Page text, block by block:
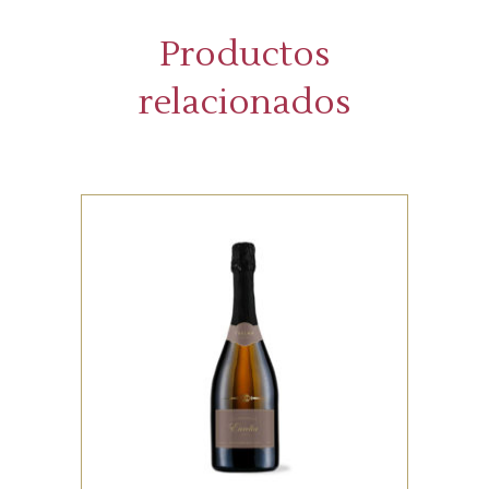
Productos
relacionados
WHITE
Lorem ipsum dolor sit amet,
offendit adipisci quo id, ne vel
vidit facilisis aliquando. Nostrud
forensibus at vix. Ad qui
imperdiet dissentias. Mel eu